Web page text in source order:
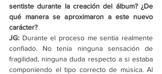
sentiste durante la creación del álbum? ¿De
qué manera se aproximaron a este nuevo
carácter?
JG: Durante el proceso me sentía realmente
confiado. No tenía ninguna sensación de
fragilidad, ninguna duda respecto a si estaba
componiendo el tipo correcto de música. Al